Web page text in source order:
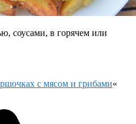
соусами, в горячем или
с мясом и грибами«